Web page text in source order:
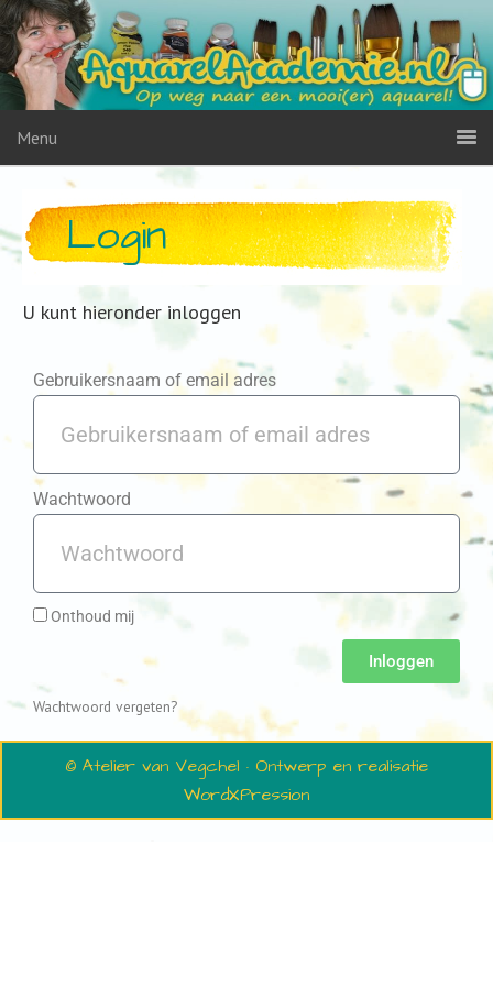
Menu
Login
U kunt hieronder inloggen
Gebruikersnaam of email adres
Wachtwoord
Onthoud mij
Inloggen
Wachtwoord vergeten?
© Atelier van Vegchel · Ontwerp en realisatie
WordXPression